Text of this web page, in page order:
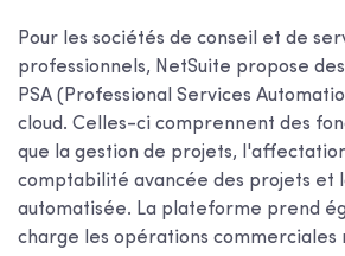
Pour les sociétés de conseil et de
professionnels, NetSuite propose
PSA (Professional Services
cloud. Celles-ci comprennent des
que la gestion de projets,
comptabilité avancée des projets et
automatisée. La plateforme prend
charge les opérations commerciales